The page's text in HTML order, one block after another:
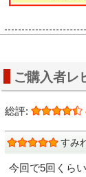
ご購入者レ
総評:
すみ
今回で5回くら